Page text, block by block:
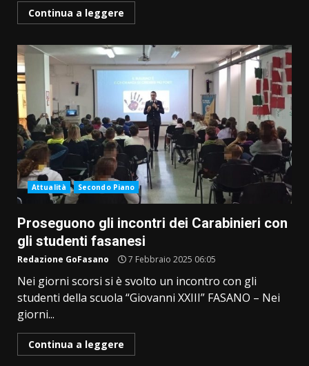
Continua a leggere
Attualità Secondo Piano
Proseguono gli incontri dei Carabinieri con
gli studenti fasanesi
Redazione GoFasano 7 Febbraio 2025 06:05
Nei giorni scorsi si è svolto un incontro con gli
studenti della scuola “Giovanni XXIII” FASANO – Nei
giorni...
Continua a leggere